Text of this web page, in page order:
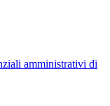
amministrativi di